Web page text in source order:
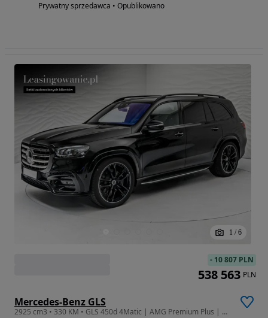
Prywatny sprzedawca • Opublikowano
1 / 6
Mercedes-Benz GLS
2925 cm3 • 330 KM • GLS 450d 4Matic | AMG Premium Plus | Brązowa Tapicerka!
- 10 807 PLN
538 563 PLN